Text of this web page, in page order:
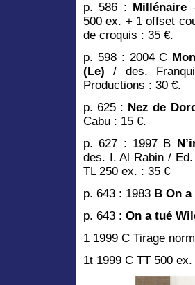
p. 586 : Millénaire
500 ex. + 1 offset
de croquis : 35 €.
p. 598 : 2004 C
(Le) / des.
Productions : 30 €.
p. 625 : Nez de
Cabu : 15 €.
p. 627 : 1997 B
des. I. Al Rabin /
TL 250 ex. : 35 €
p. 643 : 1983 B On a
p. 643 : On a tué
1 1999 C Tirage
1t 1999 C TT 500